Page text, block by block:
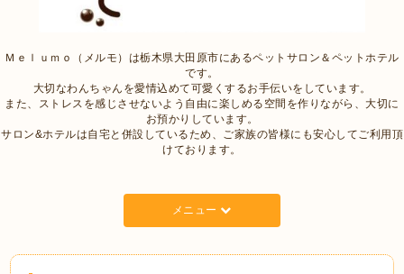
Ｍｅｌｕｍｏ（メルモ）は栃木県大田原市にあるペットサロン＆ペットホテル
です。
大切なわんちゃんを愛情込めて可愛くするお手伝いをしています。
また、ストレスを感じさせないよう自由に楽しめる空間を作りながら、大切に
お預かりしています。
サロン&ホテルは自宅と併設しているため、ご家族の皆様にも安心してご利用頂
けております。
メニュー